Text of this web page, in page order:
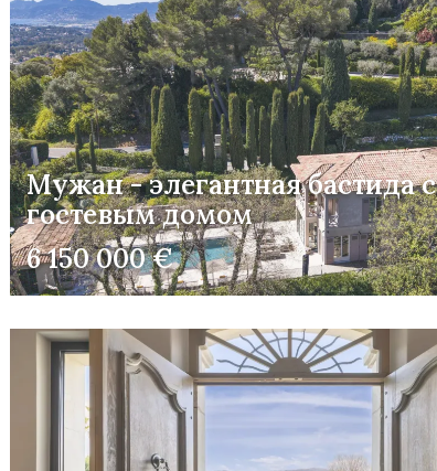
Мужан - элегантная бастида с
гостевым домом
6 150 000 €